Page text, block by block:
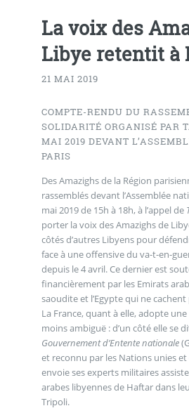
La voix des
Libye retentit à
21 MAI 2019
COMPTE-RENDU DU
SOLIDARITÉ ORGANISÉ PAR
MAI 2019 DEVANT
PARIS
Des Amazighs de la Région
rassemblés devant l’Assemblée
mai 2019 de 15h à 18h, à l’appel de
porter la voix des Amazighs de
côtés d’autres Libyens pour
face à une offensive du va-t-en-
depuis le 4 avril. Ce dernier est
financièrement par les Emirats
saoudite et l’Egypte qui ne
La France, quant à elle, adopte
moins ambiguë : d’un côté elle se
Gouvernement d’Entente nationale
et reconnu par les Nations unies et
envoie ses experts militaires
arabes libyennes de Haftar dans
Tripoli.